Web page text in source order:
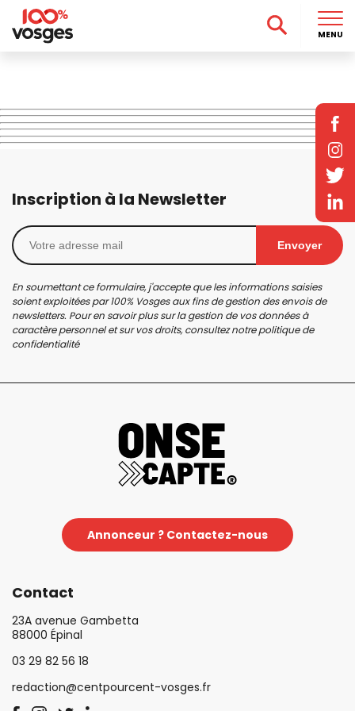
Inscription à la Newsletter
Envoyer
En soumettant ce formulaire, j'accepte que les informations saisies
soient exploitées par 100% Vosges aux fins de gestion des envois de
newsletters. Pour en savoir plus sur la gestion de vos données à
caractère personnel et sur vos droits, consultez notrepolitique de
confidentialité
Annonceur ? Contactez-nous
Contact
23A avenue Gambetta
88000 Épinal
03 29 82 56 18
redaction@centpourcent-vosges.fr
MENU